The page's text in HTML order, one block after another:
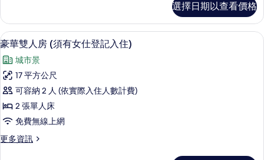
單
人
床,
城
市
景
(須
有
女
單
人
房,
張
單
人
床,
城
市
景
(須
選擇日期以查看價格
顯
示
豪
華
雙
人
(須
豪華雙人房 (須有女仕登記入住) | 羽
6
豪華雙人房 (須有女仕登記入住)
城市景
17 平方公尺
可容納 2 人 (依實際入住人數計費)
2 張單人床
免費無線上網
更多資訊
更